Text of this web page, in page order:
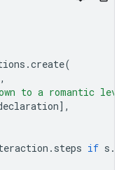
.create(
,
to a romantic
],
. steps if s .